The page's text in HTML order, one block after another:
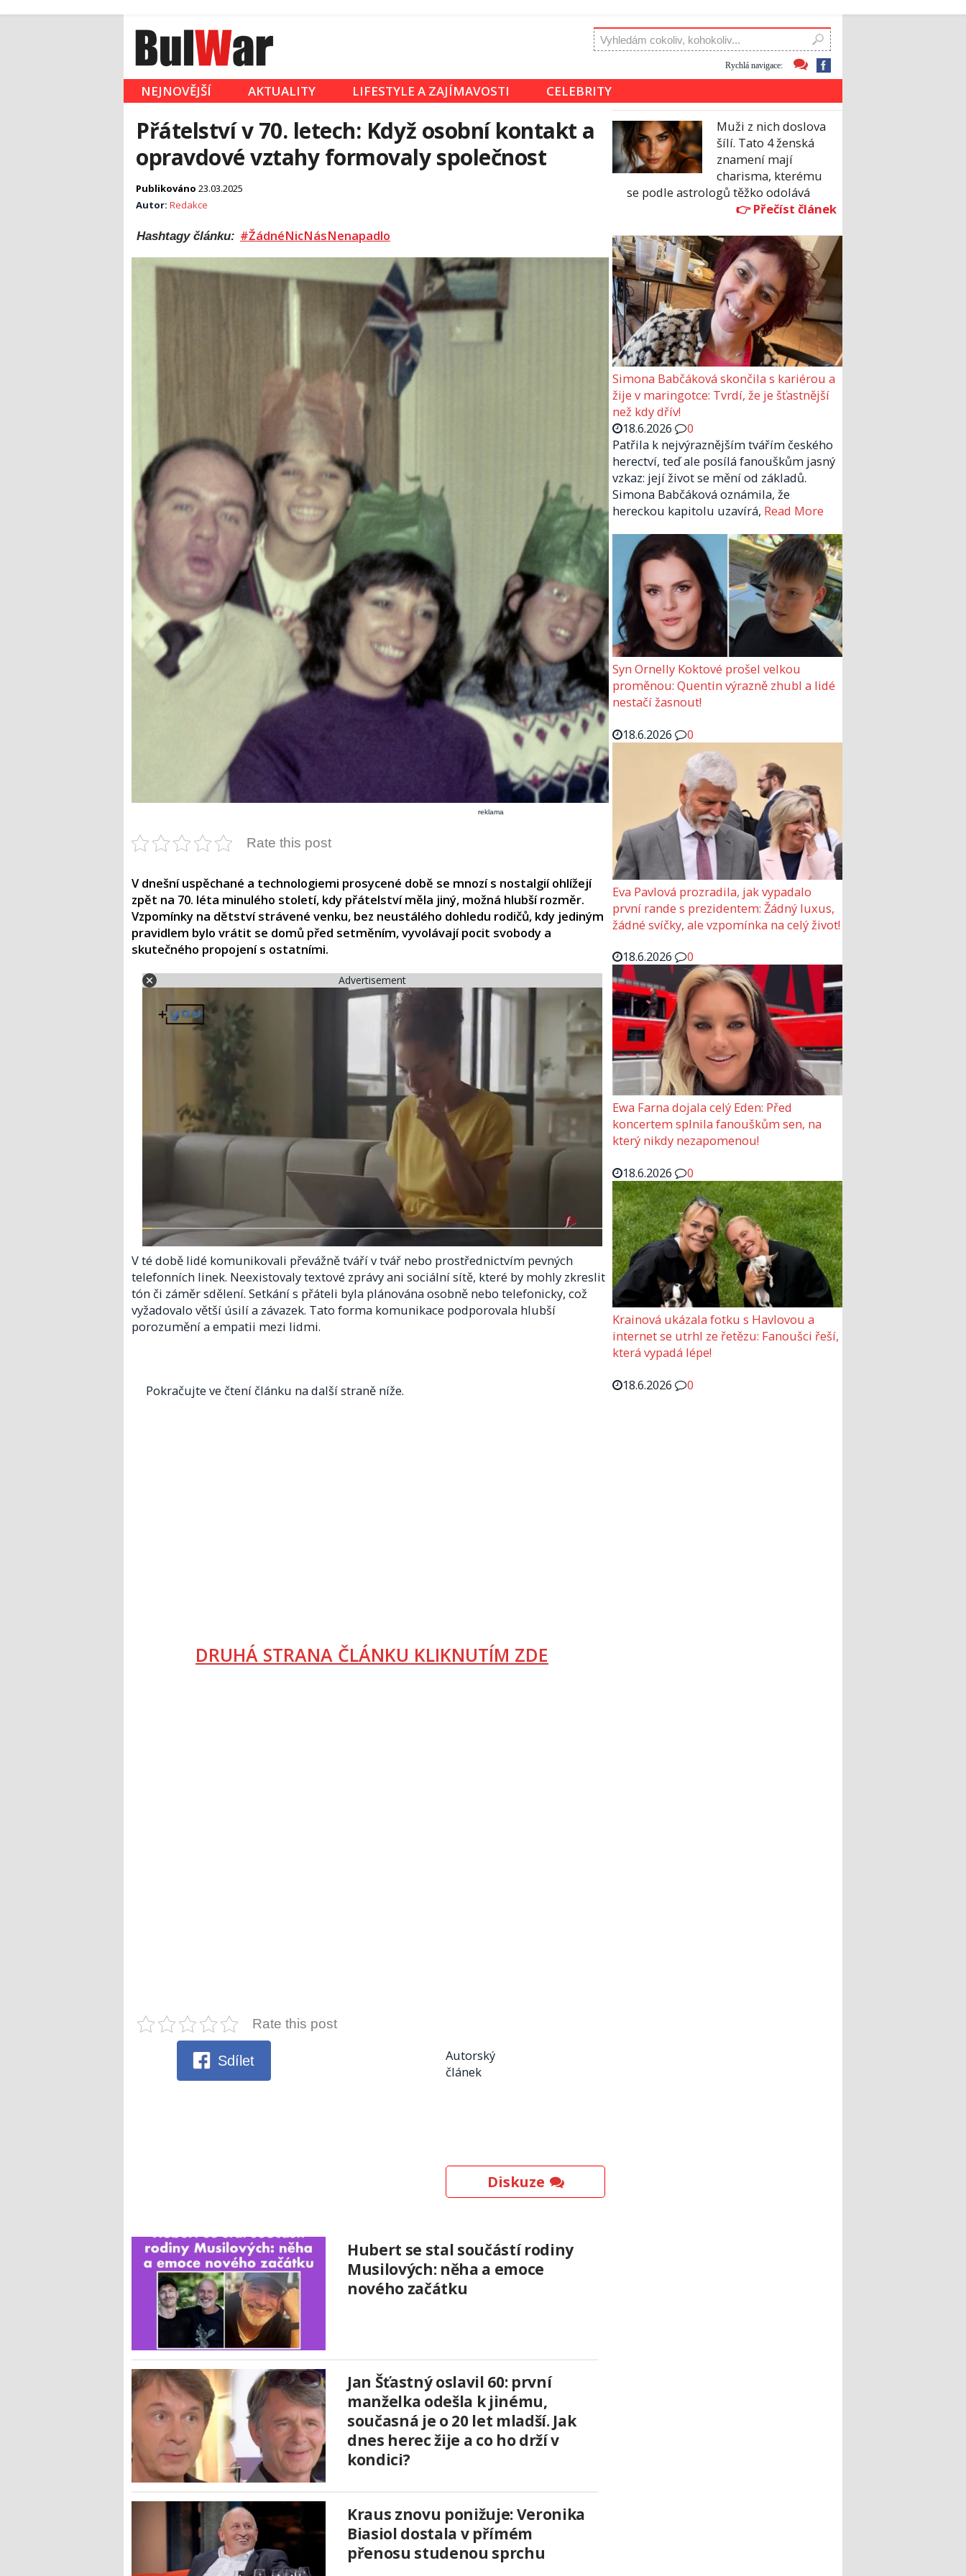
Rychlá navigace:
NEJNOVĚJŠÍ AKTUALITY LIFESTYLE A ZAJÍMAVOSTI CELEBRITY
Přátelství v 70. letech: Když osobní kontakt a
opravdové vztahy formovaly společnost
Publikováno 23.03.2025
Autor: Redakce
Hashtagy článku: #ŽádnéNicNásNenapadlo
reklama
Rate this post
V dnešní uspěchané a technologiemi prosycené době se mnozí s nostalgií ohlížejí
zpět na 70. léta minulého století, kdy přátelství měla jiný, možná hlubší rozměr.
Vzpomínky na dětství strávené venku, bez neustálého dohledu rodičů, kdy jediným
pravidlem bylo vrátit se domů před setměním, vyvolávají pocit svobody a
skutečného propojení s ostatními.​
Advertisement
V té době lidé komunikovali převážně tváří v tvář nebo prostřednictvím pevných
telefonních linek. Neexistovaly textové zprávy ani sociální sítě, které by mohly zkreslit
tón či záměr sdělení. Setkání s přáteli byla plánována osobně nebo telefonicky, což
vyžadovalo větší úsilí a závazek. Tato forma komunikace podporovala hlubší
porozumění a empatii mezi lidmi.
Pokračujte ve čtení článku na další straně níže.
DRUHÁ STRANA ČLÁNKU KLIKNUTÍM ZDE
Rate this post
Sdílet
Autorský
článek
Diskuze
Hubert se stal součástí rodiny
Musilových: něha a emoce
nového začátku
Jan Šťastný oslavil 60: první
manželka odešla k jinému,
současná je o 20 let mladší. Jak
dnes herec žije a co ho drží v
kondici?
Kraus znovu ponižuje: Veronika
Biasiol dostala v přímém
přenosu studenou sprchu
Muži z nich doslova
šílí. Tato 4 ženská
znamení mají
charisma, kterému
se podle astrologů těžko odolává
Simona Babčáková skončila s kariérou a
žije v maringotce: Tvrdí, že je šťastnější
než kdy dřív!
18.6.2026
0
Patřila k nejvýraznějším tvářím českého
herectví, teď ale posílá fanouškům jasný
vzkaz: její život se mění od základů.
Simona Babčáková oznámila, že
hereckou kapitolu uzavírá, Read More
Syn Ornelly Koktové prošel velkou
proměnou: Quentin výrazně zhubl a lidé
nestačí žasnout!
18.6.2026
0
Eva Pavlová prozradila, jak vypadalo
první rande s prezidentem: Žádný luxus,
žádné svíčky, ale vzpomínka na celý život!
18.6.2026
0
Ewa Farna dojala celý Eden: Před
koncertem splnila fanouškům sen, na
který nikdy nezapomenou!
18.6.2026
0
Krainová ukázala fotku s Havlovou a
internet se utrhl ze řetězu: Fanoušci řeší,
která vypadá lépe!
18.6.2026
0